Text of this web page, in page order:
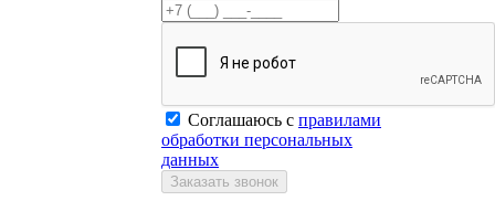
Соглашаюсь с правилами
обработки персональных
данных